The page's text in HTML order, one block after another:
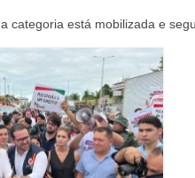
categoria está mobilizada e